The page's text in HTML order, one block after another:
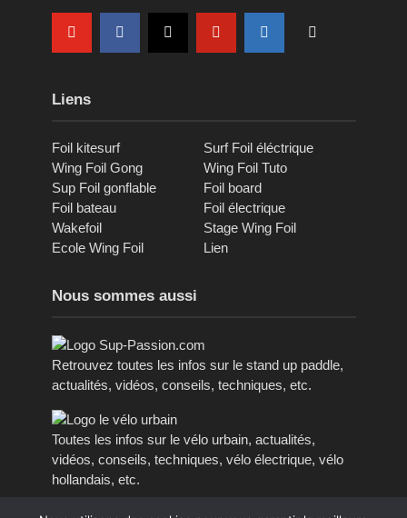
Liens
Foil kitesurf
Surf Foil éléctrique
Wing Foil Gong
Wing Foil Tuto
Sup Foil gonflable
Foil board
Foil bateau
Foil électrique
Wakefoil
Stage Wing Foil
Ecole Wing Foil
Lien
Nous sommes aussi
Retrouvez toutes les infos sur le stand up paddle,
actualités, vidéos, conseils, techniques, etc.
Toutes les infos sur le vélo urbain, actualités,
vidéos, conseils, techniques, vélo électrique, vélo
hollandais, etc.